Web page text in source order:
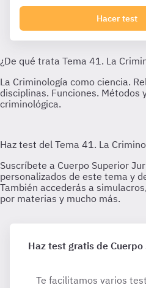
Hacer test
Haz test gratis de
Te facilitamos varios